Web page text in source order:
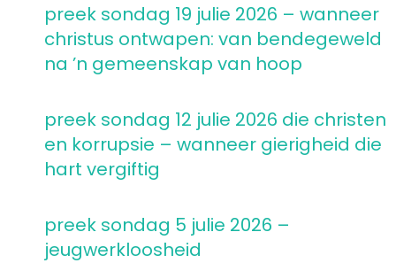
preek sondag 19 julie 2026 – wanneer
christus ontwapen: van bendegeweld
na ’n gemeenskap van hoop
preek sondag 12 julie 2026 die christen
en korrupsie – wanneer gierigheid die
hart vergiftig
preek sondag 5 julie 2026 –
jeugwerkloosheid